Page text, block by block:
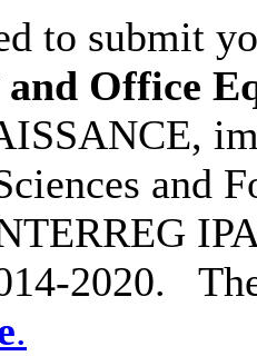
to submit
Office
and
2020.
.